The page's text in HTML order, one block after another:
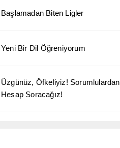
Başlamadan Biten Ligler
Yeni Bir Dil Öğreniyorum
Üzgünüz, Öfkeliyiz! Sorumlulardan
Hesap Soracağız!